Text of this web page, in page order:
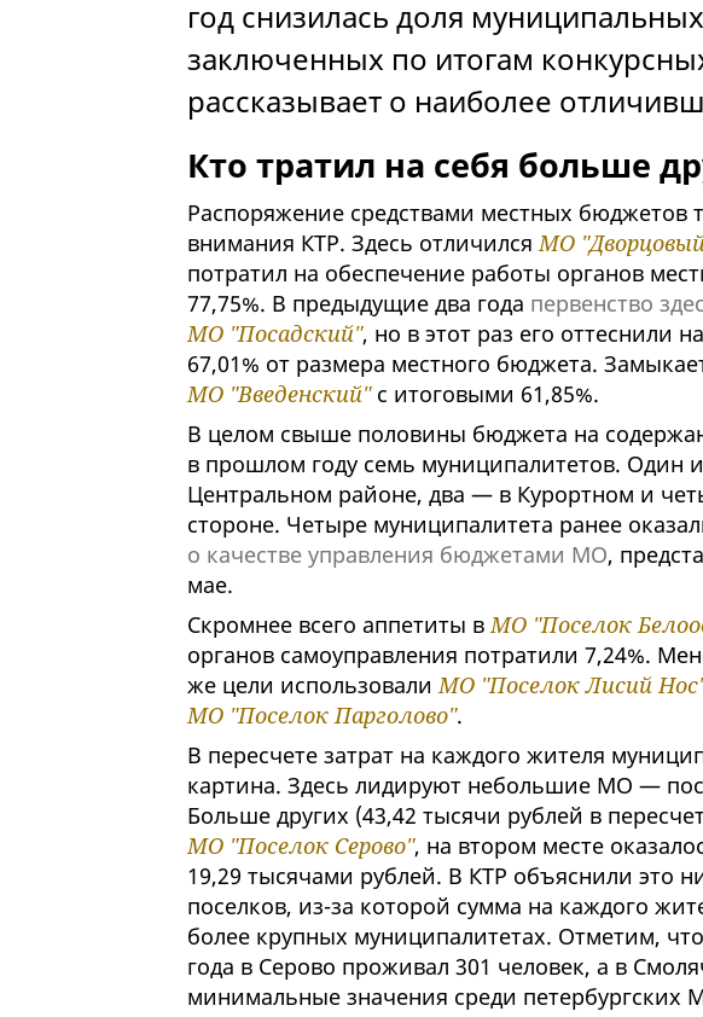
год снизилась доля
заключенных по итогам
рассказывает о наиболее
Кто тратил на себя больше
Распоряжение средствами местных бюджетов
внимания КТР. Здесь отличился МО
потратил на обеспечение работы органов
77,75%. В предыдущие два года первенство
МО "Посадский", но в этот раз его оттеснили
67,01% от размера местного бюджета.
МО "Введенский"с итоговыми 61,85%.
В целом свыше половины бюджета на
в прошлом году семь муниципалитетов. Один
Центральном районе, два — в Курортном и
стороне. Четыре муниципалитета ранее
о качестве управления бюджетами МО,
мае.
Скромнее всего аппетиты в МО "Поселок
органов самоуправления потратили 7,24%.
же цели использовали МО "Поселок Лисий
МО "Поселок Парголово".
В пересчете затрат на каждого жителя
картина. Здесь лидируют небольшие МО —
Больше других (43,42 тысячи рублей в
МО "Поселок Серово", на втором месте
19,29 тысячами рублей. В КТР объяснили это
поселков, из-за которой сумма на каждого
более крупных муниципалитетах. Отметим,
года в Серово проживал 301 человек, а в
минимальные значения среди петербургских